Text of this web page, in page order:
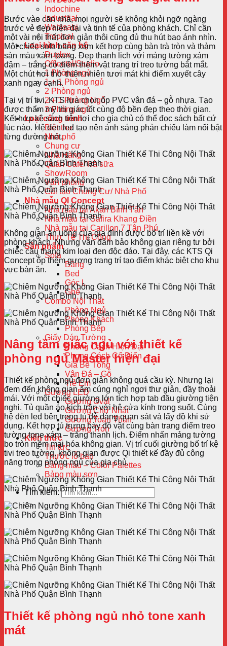
Indochine
Industrial
Wabisabi
Tropical
Loại hình căn hộ
Duplex
Officetel/Studio
1 Phòng ngủ
1 + 1 Phòng ngủ
2 Phòng ngủ
2 + 1 Phòng Ngủ
3 Phòng ngủ
Loại công trình
Biệt thự
Nhà phố
Chung cư
Nhà Hàng
Quán Cafe/Trà sữa
ShowRoom
Văn phòng
Cải tạo Chung Cư/ Nhà Phố
Nhà mẫu QI Concept
Nhà mẫu tại Akari Bình Tân
Nhà mẫu tại Safira Khang Điền
Nhà mẫu tại Carillon 7 Tân Phú
Thực Tế Thi Công
Sản phẩm
Sofa
Băng
Bed
Góc L
Ghế
Combo Nội Thất
Phòng Ngủ
Phòng Khách
Phòng Bếp
Giấy Dán Tường
Phong Cách Hiện Đại
Phong Cách Cổ Điển
Giả Bê Tông
Vân Đá – Gỗ
Trẻ Em
Gương LED
Gương Oval
Gương Chữ Nhật
Gương Toàn Thân
Gương Tròn
Kiến thức
Tin tức
Thước lỗ ban
Bảng màu – Color Palettes
Bảng màu sơn
Tìm kiếm:
Bước vào căn nhà, mọi người sẽ không khỏi ngỡ ngàng
trước vẻ đẹp hiện đại và tinh tế của phòng khách. Chỉ cần
một vài nội thất đơn giản thôi cũng đủ thu hút bao ánh nhìn.
Một chiếc sofa băng xám kết hợp cùng bàn trà tròn và thảm
sàn màu xám loang. Đẹp thanh lịch với mảng tường xám
đậm – trắng có điểm thêm vật trang trí treo tường bắt mắt.
Một chút hơi thở thiên nhiên tươi mát khi điểm xuyết cây
xanh ngay cạnh.
Tại vị trí tivi, KTS lựa chọn ốp PVC vân đá – gỗ nhựa. Tạo
được thẩm mỹ thị giác tốt cùng độ bền đẹp theo thời gian.
Kết hợp kệ sách tiện lợi cho gia chủ có thể đọc sách bất cứ
lúc nào. Hệ đèn led tạo nên ánh sáng phản chiếu làm nổi bật
từng đường nét.
Không gian ăn uống của gia đình được bố trí liền kề với
phòng khách. Nhưng vẫn đảm bảo không gian riêng tư bởi
chiếc cầu thang kim loại đen độc đáo. Tại đây, các KTS Qi
Concept ốp thêm gương trang trí tạo điểm khác biệt cho khu
vực bàn ăn.
Nâng tầm giấc ngủ với thiết kế
phòng ngủ Master hiện đại
Thiết kế phòng ngủ đơn giản không quá cầu kỳ. Nhưng lại
đem đến không gian ấm cúng nghỉ ngơi thư giản, đầy thoải
mái. Với một chiếc giường lớn tích hợp tab đầu giường tiện
nghi. Tủ quần áo kịch trần với hệ cửa kính trong suốt. Cùng
hệ đèn led bên trong tủ dễ dàng quan sát và lấy đồ khi sử
dụng. Kết hợp tủ trưng bày đồ vật cùng bàn trang điểm treo
tường tone xám – trắng thanh lịch. Điểm nhấn mảng tường
bo tròn mềm mại hóa không gian. Vị trí cuối giường bố trí kệ
tivi treo tường. không gian được Qi thiết kế đầy đủ công
năng trong phòng ngủ của gia chủ.
Thiết kế phòng ngủ nhỏ tone xanh
mát